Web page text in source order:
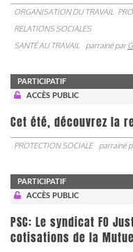
ORGANISATION DU TRAVAIL
RELATIONS SOCIALES
SANTÉ AU TRAVAIL
parrainé par
PARTICIPATIF
ACCÈS PUBLIC
Cet été, découvrez la
PROTECTION SOCIALE parrainé
PARTICIPATIF
ACCÈS PUBLIC
PSC: Le syndicat FO
cotisations de la